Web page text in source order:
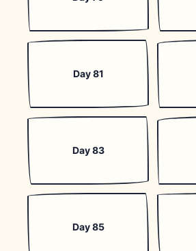
Day 81
Day 83
Day 85